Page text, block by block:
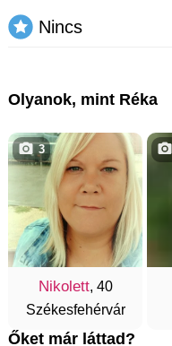
Nincs
Olyanok, mint Réka
Nikolett, 40
Székesfehérvár
3
Őket már láttad?